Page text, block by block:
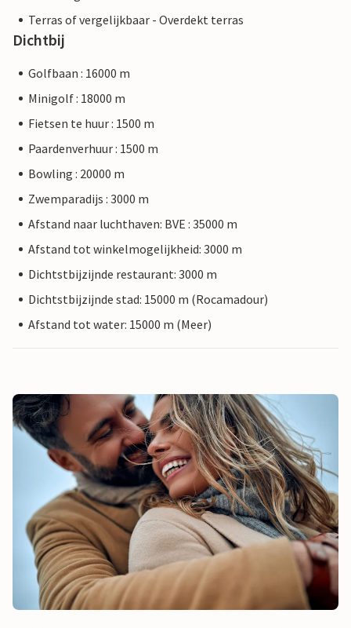
Terras of vergelijkbaar - Overdekt terras
Dichtbij
Golfbaan : 16000 m
Minigolf : 18000 m
Fietsen te huur : 1500 m
Paardenverhuur : 1500 m
Bowling : 20000 m
Zwemparadijs : 3000 m
Afstand naar luchthaven: BVE : 35000 m
Afstand tot winkelmogelijkheid: 3000 m
Dichtstbijzijnde restaurant: 3000 m
Dichtstbijzijnde stad: 15000 m (Rocamadour)
Afstand tot water: 15000 m (Meer)